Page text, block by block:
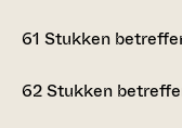
61 Stukken
62Stukken